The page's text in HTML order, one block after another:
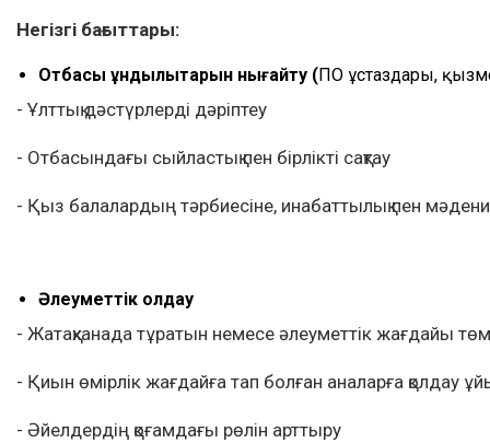
Негізгі бағыттары:
Отбасы құндылықтарын нығайту (ПОҚ ұстаздары,
- Ұлттық дәстүрлерді дәріптеу
- Отбасындағы сыйластық пен бірлікті сақтау
- Қыз балалардың тәрбиесіне, инабаттылық пен
Әлеуметтік қолдау
- Жатақханада тұратын немесе әлеуметтік жағдайы
- Қиын өмірлік жағдайға тап болған аналарға қолдау
- Әйелдердің қоғамдағы рөлін арттыру